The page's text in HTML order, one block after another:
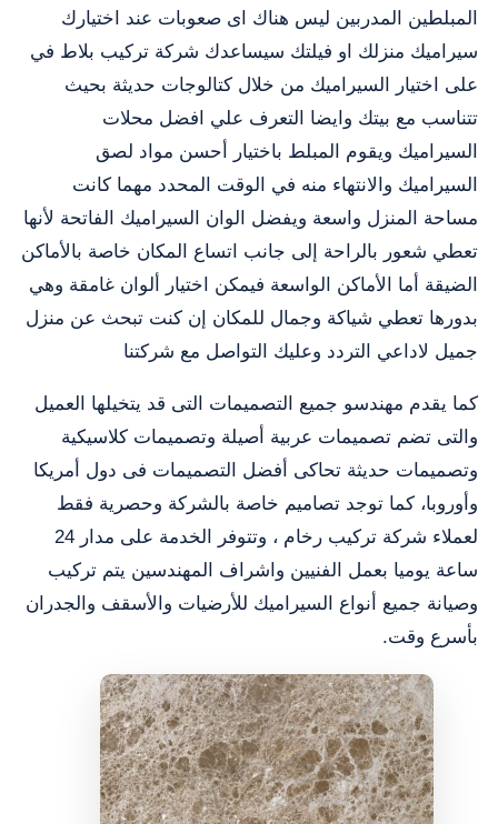
المبلطين المدربين ليس هناك اى صعوبات عند اختيارك
سيراميك منزلك او فيلتك سيساعدك شركة تركيب بلاط في
على اختيار السيراميك من خلال كتالوجات حديثة بحيث
تتناسب مع بيتك وايضا التعرف علي افضل محلات
السيراميك ويقوم المبلط باختيار أحسن مواد لصق
السيراميك والانتهاء منه في الوقت المحدد مهما كانت
مساحة المنزل واسعة ويفضل الوان السيراميك الفاتحة لأنها
تعطي شعور بالراحة إلى جانب اتساع المكان خاصة بالأماكن
الضيقة أما الأماكن الواسعة فيمكن اختيار ألوان غامقة وهي
بدورها تعطي شياكة وجمال للمكان إن كنت تبحث عن منزل
جميل لاداعي التردد وعليك التواصل مع شركتنا
كما يقدم مهندسو جميع التصميمات التى قد يتخيلها العميل
والتى تضم تصميمات عربية أصيلة وتصميمات كلاسيكية
وتصميمات حديثة تحاكى أفضل التصميمات فى دول أمريكا
وأوروبا، كما توجد تصاميم خاصة بالشركة وحصرية فقط
لعملاء شركة تركيب رخام ، وتتوفر الخدمة على مدار 24
ساعة يوميا بعمل الفنيين واشراف المهندسين يتم تركيب
وصيانة جميع أنواع السيراميك للأرضيات والأسقف والجدران
بأسرع وقت.